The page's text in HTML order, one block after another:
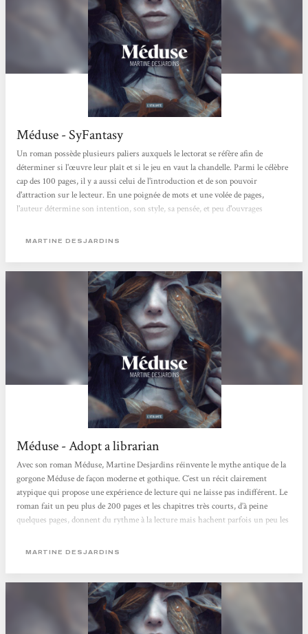
Méduse - SyFantasy
Un roman possède plusieurs paliers auxquels le lectorat se réfère afin de
déterminer si l'œuvre leur plaît et si le jeu en vaut la chandelle. Parmi le célèbre
cap des 100 pages, il y a aussi celui de l'introduction et de son pouvoir
d'attraction sur le lecteur. En une poignée de mots et une volée de pages,
l'auteur détermine son intention, son style, sa pensée, et peu d'ouvrages
soulevé la couverture. Pourtant, le sixième roman de Martine Desjardins,
MARTINE DESJARDINS
Méduse - Adopt a librarian
Avec son roman Méduse, Martine Desjardins réinvente le mythe antique de la
gorgone Méduse de façon moderne et gothique. C’est un récit clairement
atypique qui propose une expérience de lecture qui ne laisse pas indifférent. Le
roman fait un peu plus de 200 pages et les chapitres très courts, d’à peine
quelques pages, donnent du rythme à la lecture mais hachent parfois un peu les
soutenue avec une recherche très poussée dans le vocabulaire et l’utilisation de
MARTINE DESJARDINS